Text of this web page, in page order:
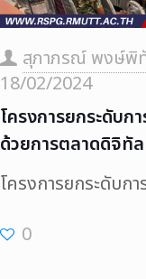
สุภาภรณ์ พงษ์พิ
18/02/2024
โครงการยกระดับก
ด้วยการตลาดดิจิทั
โครงการยกระดับก
0